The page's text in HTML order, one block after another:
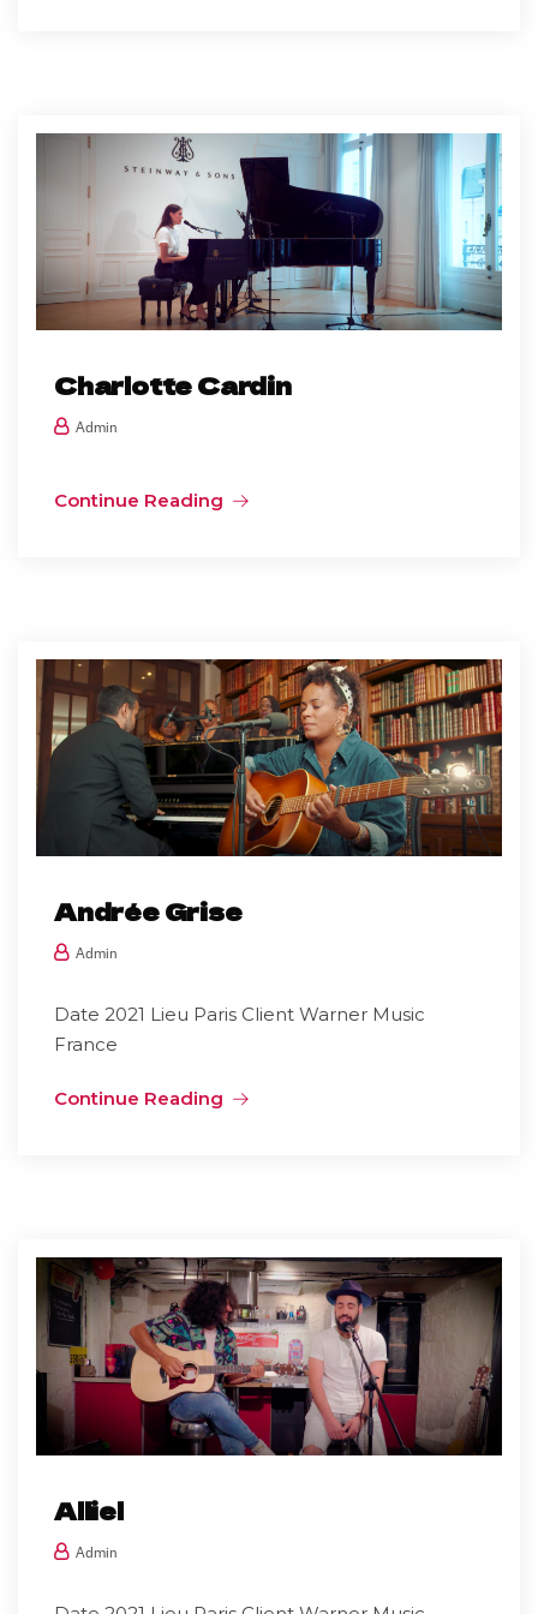
Charlotte Cardin
Admin
Continue Reading
Andrée Grise
Admin
Date 2021 Lieu Paris Client Warner Music
France
Continue Reading
Alliel
Admin